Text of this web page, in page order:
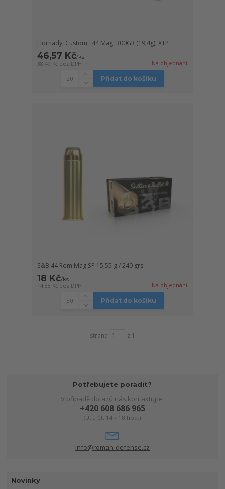
Hornady, Custom, .44 Mag, 300GR (19,4g), XTP
46,57 Kč/ks
38,49 Kč bez DPH Na objednání
Přidat do košíku
S&B 44 Rem Mag SP 15,55 g / 240 grs
18 Kč/ks
14,88 Kč bez DPH Na objednání
Přidat do košíku
strana z 1
Potřebujete poradit?
V případě dotazů nás kontaktujte.
+420 608 686 965
(Út a Čt, 14 - 18 hod.)
info@roman-defense.cz
Novinky